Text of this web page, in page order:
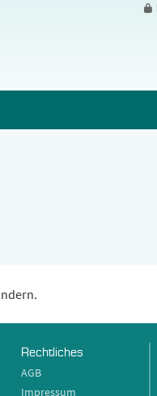
Rechtliches
AGB
Impressum